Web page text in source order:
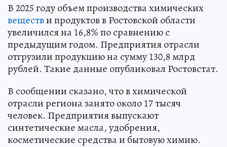
В 2025 году объем производства химических
веществи продуктов в Ростовской области
увеличился на 16,8% по сравнению с
предыдущим годом. Предприятия отрасли
отгрузили продукцию на сумму 130,8 млрд
рублей. Такие данные опубликовал Ростовстат.
В сообщении сказано, что в химической
отрасли региона занято около 17 тысяч
человек. Предприятия выпускают
синтетические масла, удобрения,
косметические средства и бытовую химию.